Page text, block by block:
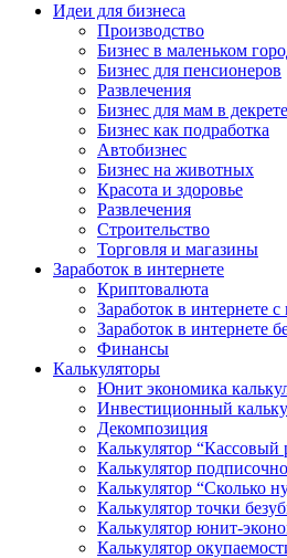
Идеи для бизнеса
Производство
Бизнес в маленьком
Бизнес для пенсионеров
Развлечения
Бизнес для мам в декрете
Бизнес как подработка
Автобизнес
Бизнес на животных
Красота и здоровье
Развлечения
Строительство
Торговля и магазины
Заработок в интернете
Криптовалюта
Заработок в интернете
Заработок в интернете
Финансы
Калькуляторы
Юнит экономика
Инвестиционный
Декомпозиция
Калькулятор “Кассовый
Калькулятор
Калькулятор “Сколько
Калькулятор точки
Калькулятор юнит-
Калькулятор